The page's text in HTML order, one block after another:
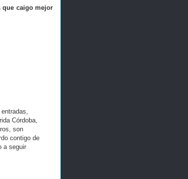
que caigo mejor
Córdoba,
son
contigo de
a seguir